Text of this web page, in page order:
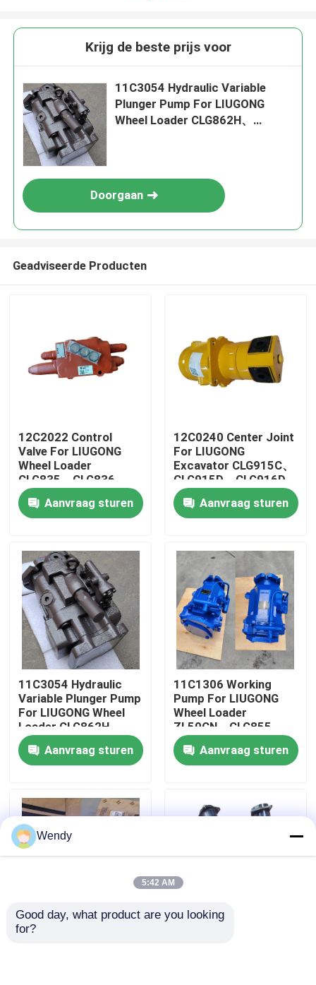
Huis
Producten
Video's
Ongeveer ons
Fabrieksreis
Kwaliteitscontrole
Contacteer ons
Gevallen
Krijg de beste prijs voor
11C3054 Hydraulic Variable
Plunger Pump For LIUGONG
Wheel Loader CLG862H、
Doorgaan
Geadviseerde Producten
12C2022 Control
Valve For LIUGONG
Wheel Loader
CLG835、CLG836、
ZL30CN、ZL30E
CLG842、ZL40B
CLG850H、CLG855H
Aanvraag sturen
12C0240 Center Joint
For LIUGONG
Excavator CLG915C、
CLG915D、CLG916D
CLG920D、CLG920E
CLG922DAanvraag sturen
11C3054 Hydraulic
Variable Plunger Pump
For LIUGONG Wheel
Loader CLG862H、
CLG870H CLG856CN
CLG848H、CLG886H
Aanvraag sturen
11C1306 Working
Pump For LIUGONG
Wheel Loader
ZL50CN、CLG855、
CLG855N、CLG856
CLG850H、
CLG855H、ZL50G
Aanvraag sturen
11C0567 Gear Pump
Wendy
5:42 AM
Good day, what product are you looking
for?